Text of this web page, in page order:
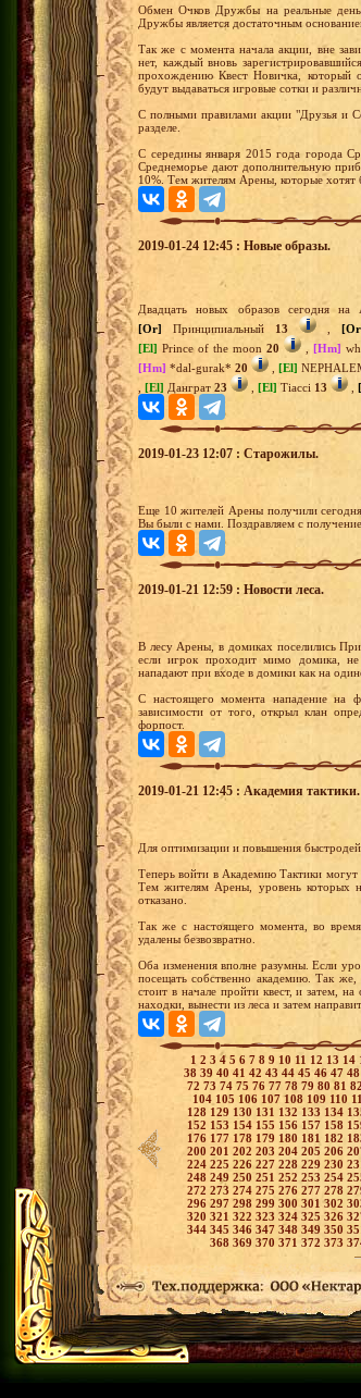
Обмен Очков Дружбы на реальные
Дружбы является достаточным
Так же с момента начала акции, вне
нет, каждый вновь
прохождению Квест Новичка, который
будут выдаваться игровые сотки и
С полными правилами акции "Друзья и
разделе.
С середины января 2015 года города
Среднеморье дают дополнительную
10%. Тем жителям Арены, которые хотят
2019-01-24 12:45 : Новые образы.
Двадцать новых образов сегодня
[Or] Принципиальный 13 ,
[El] Prince of the moon20 ,[Hm]
[Hm] *dal-gurak*20 ,[El]
[El] Данграт 23 [El]Tiacci 13
2019-01-23 12:07 : Старожилы.
Еще 10 жителей Арены получили
Вы были с нами. Поздравляем с
2019-01-21 12:59 : Новости леса.
В лесу Арены, в домиках поселились
если игрок проходит мимо домика,
нападают при входе в домики как на
С настоящего момента нападение на
зависимости от того, открыл клан
форпост.
2019-01-21 12:45 : Академия тактики.
Для оптимизации и повышения
Теперь войти в Академию Тактики могут
Тем жителям Арены, уровень которых
отказано.
Так же с настоящего момента, во
удалены безвозвратно.
Оба изменения вполне разумны. Если
посещать собственно академию. Так же,
стоит в начале пройти квест, и затем,
находки, вынести из леса и затем
1 2 3 4 5 6 7 8 9 10 11 12 13 14
38 39 40 41 42 43 44 45 46 47 48
72 73 74 75 76 77 78 79 8081 82
104 105 106 107 108 109 110
128 129 130 131 132 133 134
152 153 154 155 156 157 158
176 177 178 179 180 181 182
200 201 202 203 204 205 206
224 225 226 227 228 229 230
248 249 250 251 252 253 254
272 273 274 275 276 277 278
296 297 298 299 300 301302
320 321 322 323 324 325 326
344 345 346 347 348 349 350
368 369 370 371 372 373